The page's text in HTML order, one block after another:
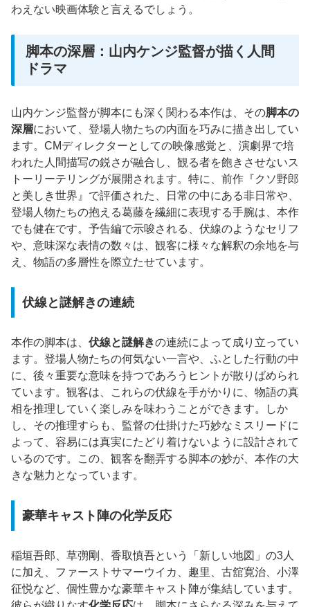
わえない映画体験と言えるでしょう。
脚本の深層：山内ケンジ監督が描く人間
ドラマ
山内ケンジ監督が脚本にも深く関わる本作は、その脚本の
深層において、登場人物たちの内面を巧みに描き出してい
ます。CMディレクターとしての映像感覚と、演劇界で培
われた人間描写の鋭さが融合し、観る者を飽きさせないス
トーリーテリングが展開されます。特に、前作『クソ野郎
と美しき世界』で評価された、日常の中にある非日常や、
登場人物たちの抱える葛藤を繊細に表現する手腕は、本作
でも健在です。予告編で示唆される、伏線のようなセリフ
や、意味深な表情の数々は、観客に様々な解釈の余地を与
え、物語の多層性を際立たせています。
伏線と謎解きの連続
本作の脚本は、 伏線と謎解きの連続によって成り立ってい
ます。登場人物たちの何気ない一言や、ふとした行動の中
に、後々重要な意味を持つであろうヒントが散りばめられ
ています。観客は、これらの伏線を手がかりに、物語の真
相を推理していく楽しみを味わうことができます。しか
し、その推理すらも、監督の仕掛けた巧妙なミスリードに
よって、容易には真実にたどり着けないように設計されて
いるのです。この、観客を翻弄する脚本の妙が、本作の大
きな魅力となっています。
豪華キャスト陣の化学反応
稲垣吾郎、草彅剛、香取慎吾という「新しい地図」の3人
に加え、ファーストサマーウイカ、趣里、古舘寛治、小澤
征悦など、個性豊かな豪華キャスト陣が集結しています。